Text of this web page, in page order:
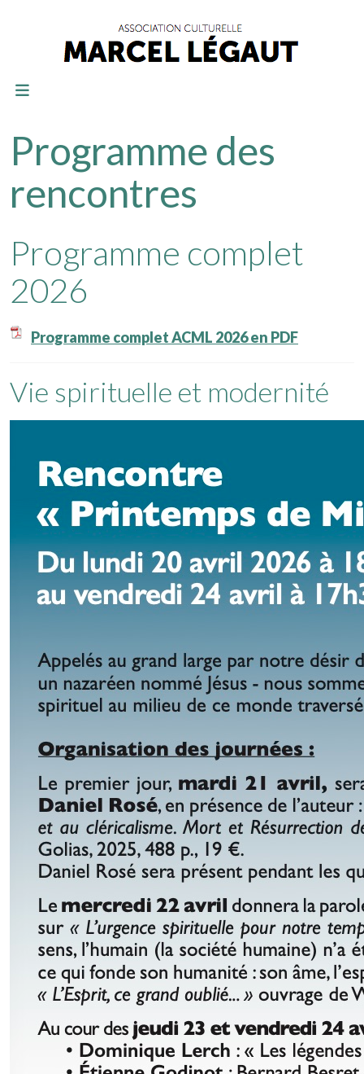
Programme des
rencontres
Programme complet
2026
Programme complet ACML 2026 en PDF
Vie spirituelle et modernité